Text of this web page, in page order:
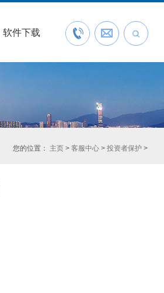
联系我们预约开户
软件下载
您的位置： 主页 >客服中心 >投资者保护 >